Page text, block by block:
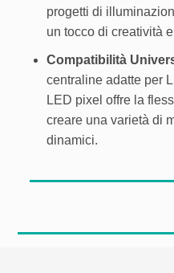
progetti di
un tocco di creatività
Compatibilità
centraline adatte per
LED pixel offre la
creare una varietà di
dinamici.